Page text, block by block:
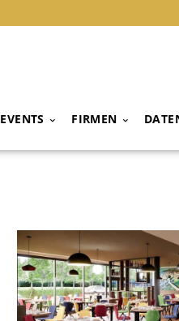
EVENTS FIRMEN